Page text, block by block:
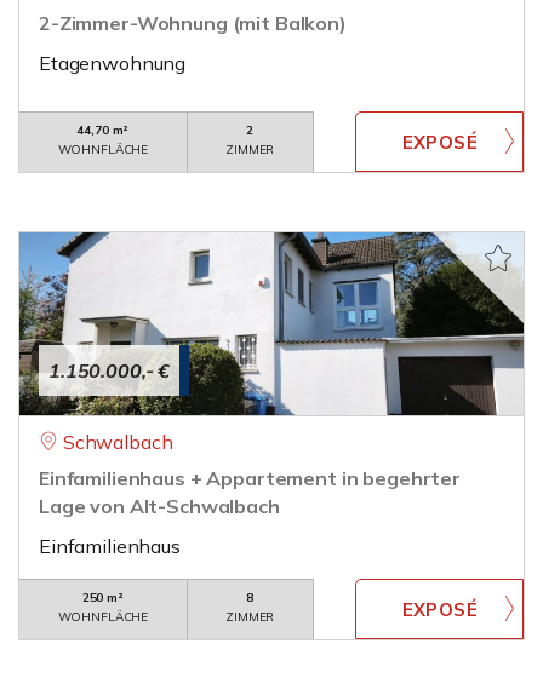
2-Zimmer-Wohnung (mit Balkon)
Etagenwohnung
44,70 m²
WOHNFLÄCHE
2
ZIMMER
1.150.000,- €
Schwalbach
Einfamilienhaus + Appartement in begehrter
Lage von Alt-Schwalbach
Einfamilienhaus
250 m²
WOHNFLÄCHE
8
ZIMMER